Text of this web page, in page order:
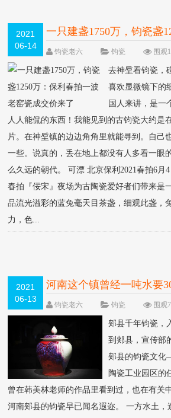
2021
06-14
一只建盏1750万，钧瓷盏
一波老窑瓷成交价来了
钧瓷老六 钧瓷 围观
去神垕看钧瓷，
喜欢显微镜下的
国人来讲，是一
人人能侃的东西！我能见到的古钧瓷大约是
片。在神垕镇的边边角角里就能寻到。自己
一些。说真的，丢在地上都没有人多看一眼
么久远的朝代。 可漂 北京保利2021春拍6月
春拍『佞宋』夜场为古陶瓷爱好者们带来是
品流光溢彩的蓝兔毫天目茶盏，细观此盏，
力，色...
2021
06-13
河南这个镇曾经一吨水要
碧水，让这里的钧瓷也更
钧瓷老六 钧瓷 围观
论
郏县千年钧瓷，
到郏县，宣传部
郏县的钧瓷文
陶瓷工业园区的
曾在韩美林老师的作品里看到过，也在有关
河南郏县的钧瓷早已闻名遐迩。 一方水土，